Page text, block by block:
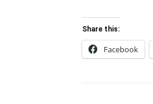
Share this:
Facebook